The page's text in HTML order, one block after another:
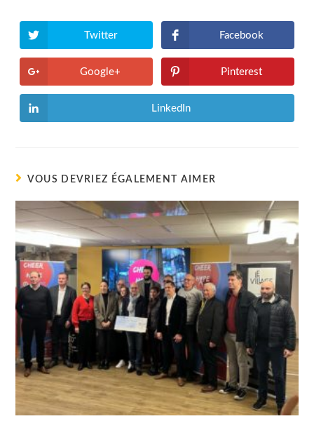
Ouvrir
dans
une
autre
fenêtre
Twitter
Ouvrir
dans
une
autre
Facebook
Ouvrir
dans
une
Google+
Ouvrir
dans
une
Pinterest
Ouvrir
dans
LinkedIn
VOUS DEVRIEZ ÉGALEMENT AIMER